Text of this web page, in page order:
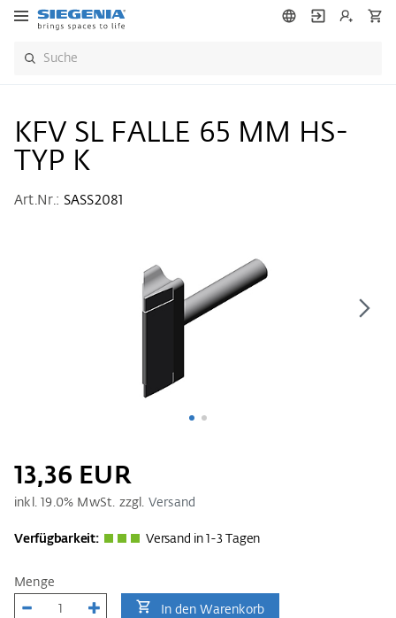
KFV SL FALLE 65 MM HS-
TYP K
Art.Nr.: SASS2081
13,36 EUR
inkl. 19.0% MwSt. zzgl. Versand
Verfügbarkeit: Versand in 1-3 Tagen
Menge
In den Warenkorb